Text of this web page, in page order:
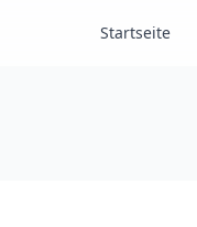
Startseite